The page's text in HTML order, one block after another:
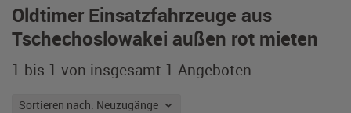
Oldtimer Einsatzfahrzeuge aus
Tschechoslowakei außen rot mieten
1 bis 1 von insgesamt 1 Angeboten
Sortieren nach: Neuzugänge